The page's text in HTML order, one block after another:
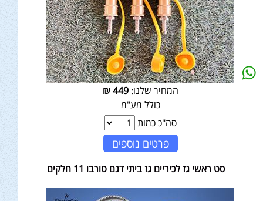
המחיר שלנו:449
₪
כולל מע"מ
סה"כ כמות
פרטים נוספים
סט ראשי גז לכיריים גז ביתי דגם טורבו 11 חלקים